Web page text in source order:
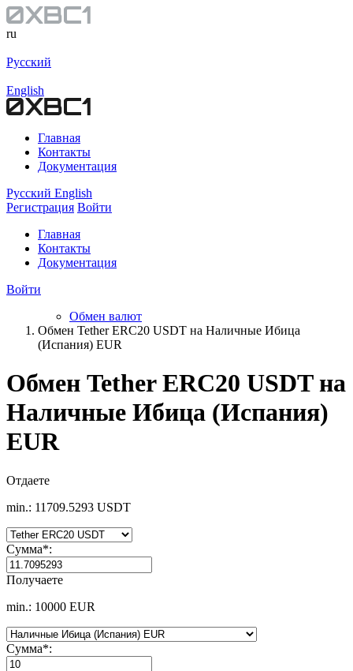
ru
Русский
English
Главная
Контакты
Документация
Русский English
Регистрация Войти
Главная
Контакты
Документация
Войти
Обмен валют
Обмен Tether ERC20 USDT на Наличные Ибица
(Испания) EUR
Обмен Tether ERC20 USDT на
Наличные Ибица (Испания)
EUR
Отдаете
min.: 11709.5293 USDT
Сумма*:
Получаете
min.: 10000 EUR
Сумма*: